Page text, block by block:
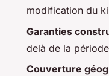
modification du
Garanties
delà de la
Couverture